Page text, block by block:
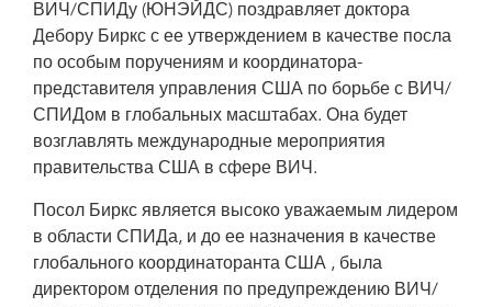
ВИЧ/СПИДу (ЮНЭЙДС) поздравляет доктора
Дебору Биркс с ее утверждением в качестве посла
по особым поручениям и координатора-
представителя управления США по борьбе с ВИЧ/
СПИДом в глобальных масштабах. Она будет
возглавлять международные мероприятия
правительства США в сфере ВИЧ.
Посол Биркс является высоко уважаемым лидером
в области СПИДа, и до ее назначения в качестве
глобального координаторанта США , была
директором отделения по предупреждению ВИЧ/